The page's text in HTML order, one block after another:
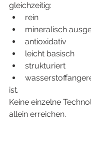
gleichzeitig:
rein
mineralisch
antioxidativ
leicht basisch
strukturiert
ist.
Keine einzelne
allein erreichen.